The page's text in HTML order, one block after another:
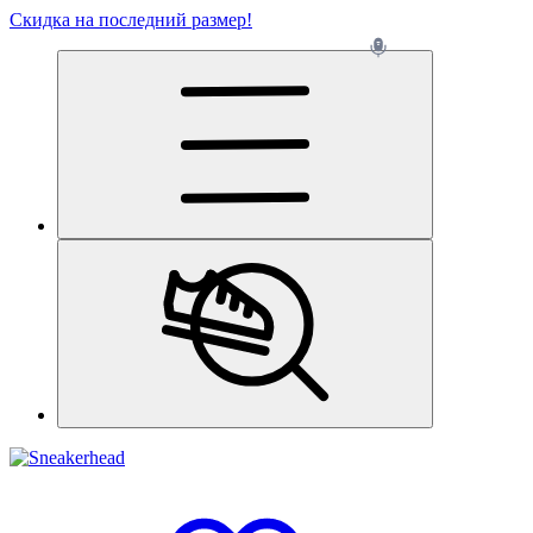
Скидка на последний размер!